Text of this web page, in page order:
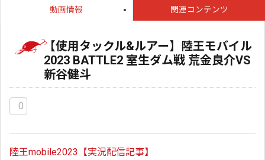
動画情報 関連コンテンツ
【使用タックル&ルアー】陸王モバイル
2023 BATTLE2 室生ダム戦 荒金良介VS
新谷健斗
0
陸王mobile2023【実況配信記事】